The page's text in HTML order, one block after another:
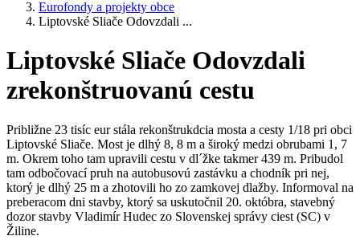
Eurofondy a projekty obce
Liptovské Sliače Odovzdali ...
Liptovské Sliače Odovzdali
zrekonštruovanú cestu
Približne 23 tisíc eur stála rekonštrukdcia mosta a cesty 1/18 pri obci
Liptovské Sliače. Most je dlhý 8, 8 m a široký medzi obrubami 1, 7
m. Okrem toho tam upravili cestu v dl´žke takmer 439 m. Pribudol
tam odbočovací pruh na autobusovú zastávku a chodník pri nej,
ktorý je dlhý 25 m a zhotovili ho zo zamkovej dlažby. Informoval na
preberacom dni stavby, ktorý sa uskutočnil 20. októbra, stavebný
dozor stavby Vladimír Hudec zo Slovenskej správy ciest (SC) v
Žiline.